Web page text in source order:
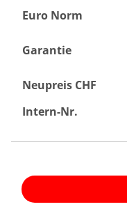
Euro Norm
Garantie
Neupreis CHF
Intern-Nr.